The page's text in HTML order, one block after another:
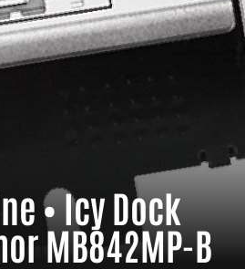
• Icy Dock
MB842MP-B